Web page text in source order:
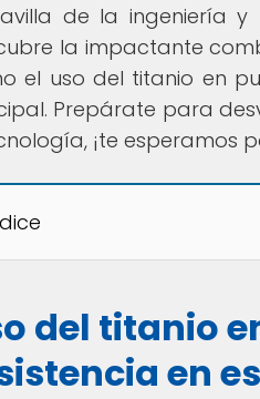
de la ingeniería
la impactante
el uso del titanio en
Prepárate para
¡te esperamos
del titanio
en